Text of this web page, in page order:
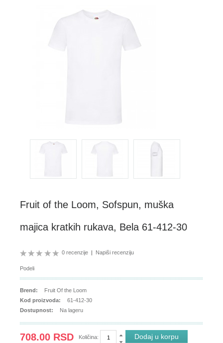
Fruit of the Loom, Sofspun, muška
majica kratkih rukava, Bela 61-412-30
0 recenzije | Napiši recenziju
Podeli
Brend:
Fruit Of the Loom
Kod proizvoda:
61-412-30
Dostupnost:
Na lageru
708.00 RSD Količina: